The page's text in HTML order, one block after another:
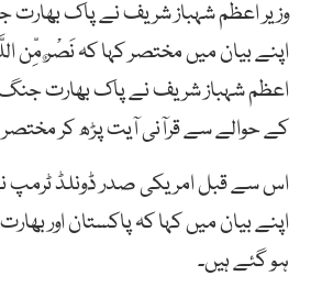
وزیر اعظم شہباز شریف نے پاک
اپنے بیان میں مختصر کہا کہ نَصْرٌ مِّن
اعظم شہباز شریف نے پاک بھارت
کے حوالے سے قرآنی آیت پڑھ کر مختصر
اس سے قبل امریکی صدر ڈونلڈ ٹرمپ
اپنے بیان میں کہا کہ پاکستان اور
ہو گئے ہیں۔